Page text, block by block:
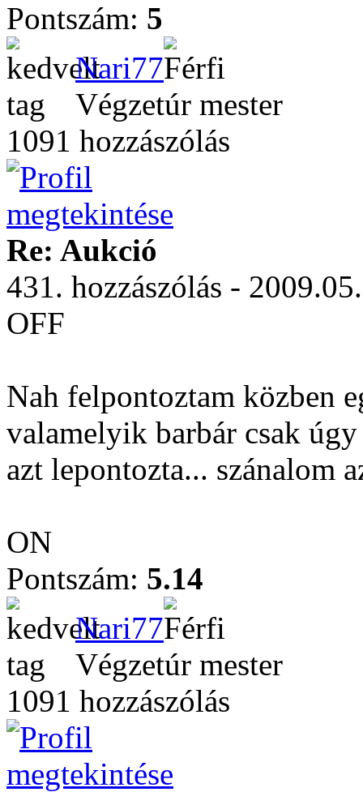
Pontszám: 5
Nari77
Végzetúr mester
1091 hozzászólás
Re: Aukció
431. hozzászólás -
OFF
Nah felpontoztam közben
valamelyik barbár csak
azt lepontozta... szánalom
ON
Pontszám: 5.14
Nari77
Végzetúr mester
1091 hozzászólás